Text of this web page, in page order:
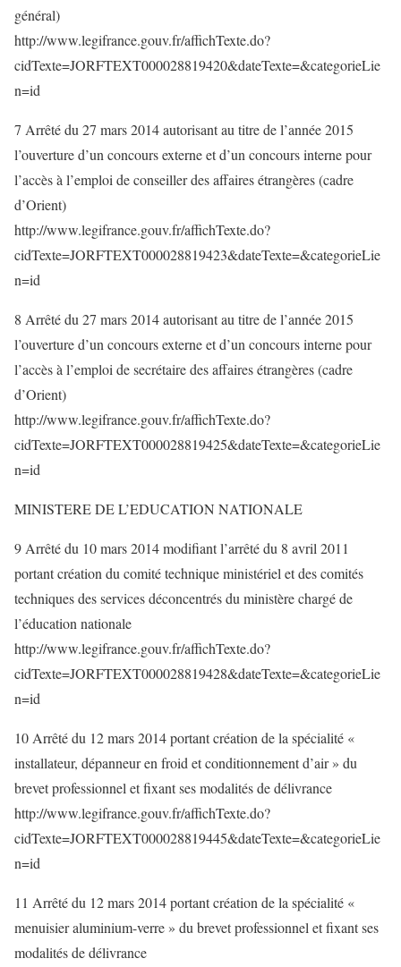
général)
http://www.legifrance.gouv.fr/affichTexte.do?
cidTexte=JORFTEXT000028819420&dateTexte=&categorieLie
n=id
7 Arrêté du 27 mars 2014 autorisant au titre de l’année 2015
l’ouverture d’un concours externe et d’un concours interne pour
l’accès à l’emploi de conseiller des affaires étrangères (cadre
d’Orient)
http://www.legifrance.gouv.fr/affichTexte.do?
cidTexte=JORFTEXT000028819423&dateTexte=&categorieLie
n=id
8 Arrêté du 27 mars 2014 autorisant au titre de l’année 2015
l’ouverture d’un concours externe et d’un concours interne pour
l’accès à l’emploi de secrétaire des affaires étrangères (cadre
d’Orient)
http://www.legifrance.gouv.fr/affichTexte.do?
cidTexte=JORFTEXT000028819425&dateTexte=&categorieLie
n=id
MINISTERE DE L’EDUCATION NATIONALE
9 Arrêté du 10 mars 2014 modifiant l’arrêté du 8 avril 2011
portant création du comité technique ministériel et des comités
techniques des services déconcentrés du ministère chargé de
l’éducation nationale
http://www.legifrance.gouv.fr/affichTexte.do?
cidTexte=JORFTEXT000028819428&dateTexte=&categorieLie
n=id
10 Arrêté du 12 mars 2014 portant création de la spécialité «
installateur, dépanneur en froid et conditionnement d’air » du
brevet professionnel et fixant ses modalités de délivrance
http://www.legifrance.gouv.fr/affichTexte.do?
cidTexte=JORFTEXT000028819445&dateTexte=&categorieLie
n=id
11 Arrêté du 12 mars 2014 portant création de la spécialité «
menuisier aluminium-verre » du brevet professionnel et fixant ses
modalités de délivrance